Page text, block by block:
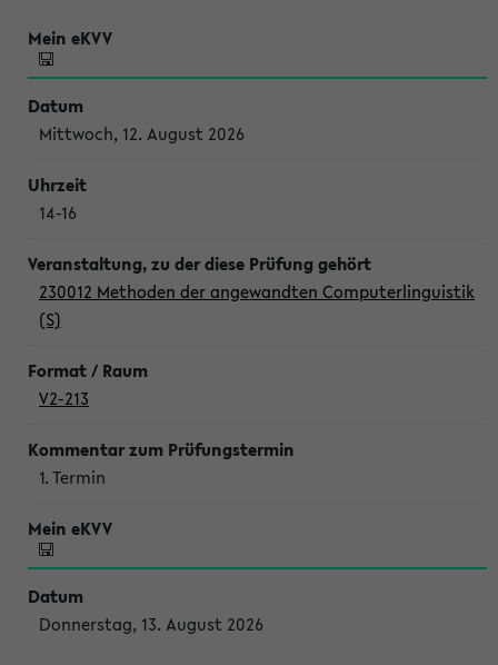
Mittwoch, 12. August 2026
14-16
230012 Methoden der angewandten Computerlinguistik
(S)
V2-213
1. Termin
Donnerstag, 13. August 2026